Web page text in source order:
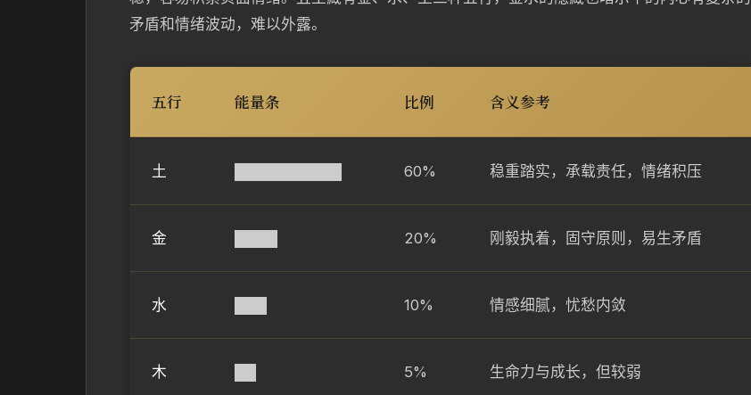
矛盾和情绪波动，难以外露。
五行 能量条 比例 含义参考
土 60% 稳重踏实，承载责任，情绪积压
金 20% 刚毅执着，固守原则，易生矛盾
水 10% 情感细腻，忧愁内敛
木 5% 生命力与成长，但较弱